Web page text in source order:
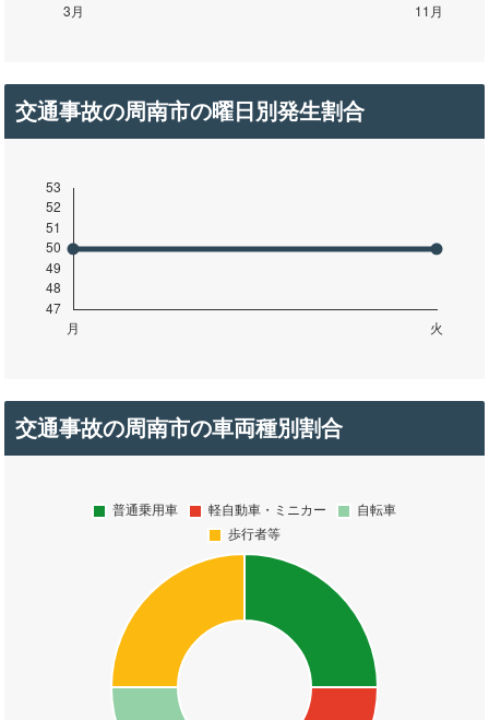
交通事故の周南市の曜日別発生割合
交通事故の周南市の車両種別割合